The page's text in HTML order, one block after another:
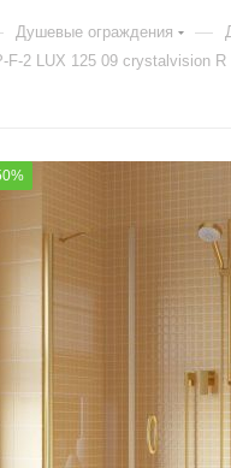
Душевые ограждения —
2 LUX 125 09 crystalvision